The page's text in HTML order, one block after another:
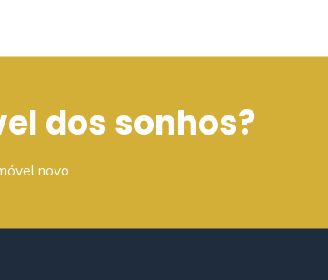
dos sonhos?
novo